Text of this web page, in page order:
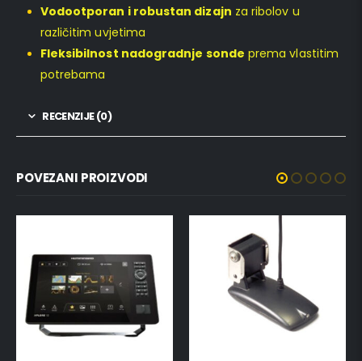
Vodootporan i robustan dizajn za ribolov u
različitim uvjetima
Fleksibilnost nadogradnje sonde prema vlastitim
potrebama
RECENZIJE (0)
POVEZANI PROIZVODI